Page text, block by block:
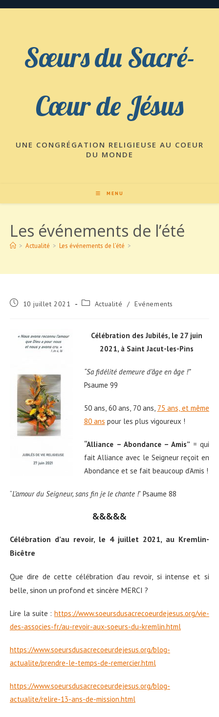
Sœurs du Sacré-
Cœur de Jésus
UNE CONGRÉGATION RELIGIEUSE AU COEUR
DU MONDE
MENU
Les événements de l’été
> Actualité > Les événements de l’été >
Publication
10 juillet 2021
Post Actualité / Evénements
Célébration des Jubilés, le 27 juin
2021, à Saint Jacut-les-Pins
“Sa fidélité demeure d’âge en âge !”
Psaume 99
50 ans, 60 ans, 70 ans, 75 ans, et même
80 ans pour les plus vigoureux !
“Alliance – Abondance – Amis” = qui
fait Alliance avec le Seigneur reçoit en
Abondance et se fait beaucoup d’Amis !
“L’amour du Seigneur, sans fin je le chante !” Psaume 88
&&&&&
Célébration d’au revoir, le 4 juillet 2021, au Kremlin-
Bicêtre
Que dire de cette célébration d’au revoir, si intense et si
belle, sinon un profond et sincère MERCI ?
Lire la suite : https://www.soeursdusacrecoeurdejesus.org/vie-
des-associes-fr/au-revoir-aux-soeurs-du-kremlin.html
https://www.soeursdusacrecoeurdejesus.org/blog-
actualite/prendre-le-temps-de-remercier.html
https://www.soeursdusacrecoeurdejesus.org/blog-
actualite/relire-13-ans-de-mission.html